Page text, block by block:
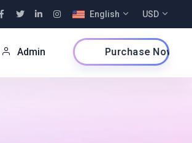
English USD
Admin
Purchase Now